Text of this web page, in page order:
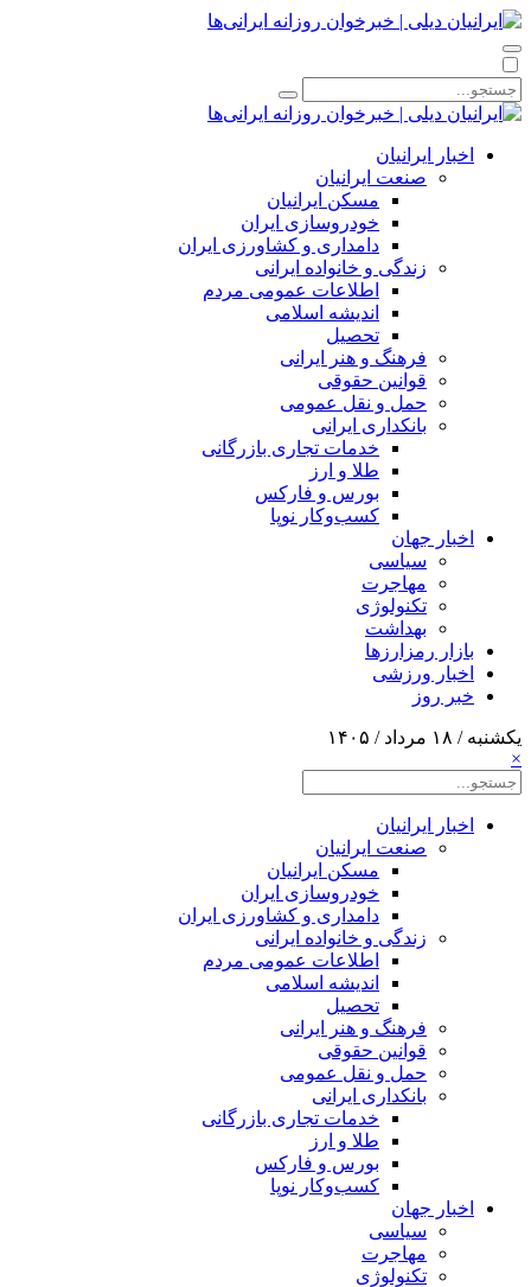
اخبار ایرانیان
صنعت ایرانیان
مسکن ایرانیان
خودروسازی ایران
دامداری و کشاورزی ایران
زندگی و خانواده ایرانی
اطلاعات عمومی مردم
اندیشه اسلامی
تحصیل
فرهنگ و هنر ایرانی
قوانین حقوقی
حمل و نقل عمومی
بانکداری ایرانی
خدمات تجاری بازرگانی
طلا و ارز
بورس و فارکس
کسب‌وکار نوپا
اخبار جهان
سیاسی
مهاجرت
تکنولوژی
بهداشت
بازار رمزارزها
اخبار ورزشی
خبر روز
یکشنبه / ۱۸ مرداد / ۱۴۰۵
×
اخبار ایرانیان
صنعت ایرانیان
مسکن ایرانیان
خودروسازی ایران
دامداری و کشاورزی ایران
زندگی و خانواده ایرانی
اطلاعات عمومی مردم
اندیشه اسلامی
تحصیل
فرهنگ و هنر ایرانی
قوانین حقوقی
حمل و نقل عمومی
بانکداری ایرانی
خدمات تجاری بازرگانی
طلا و ارز
بورس و فارکس
کسب‌وکار نوپا
اخبار جهان
سیاسی
مهاجرت
تکنولوژی